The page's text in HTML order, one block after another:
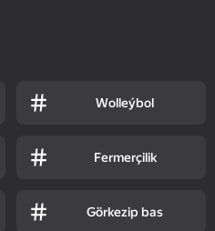
Wolleýbol
Fermerçilik
Görkezip bas